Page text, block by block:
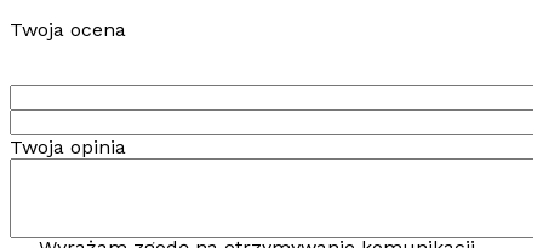
Twoja ocena
Twoja opinia